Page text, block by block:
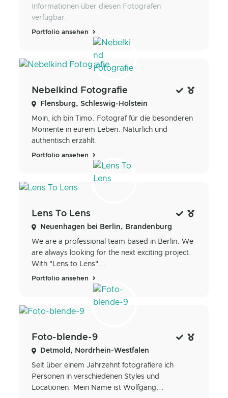
Informationen über diesen Fotografen
verfügbar.
Portfolio ansehen
Nebelkind Fotografie
Flensburg, Schleswig-Holstein
Moin, ich bin Timo. Fotograf für die besonderen
Momente in eurem Leben. Natürlich und
authentisch erzählt.
Portfolio ansehen
Lens To Lens
Neuenhagen bei Berlin, Brandenburg
We are a professional team based in Berlin. We
are always looking for the next exciting project.
With "Lens to Lens"...
Portfolio ansehen
Foto-blende-9
Detmold, Nordrhein-Westfalen
Seit über einem Jahrzehnt fotografiere ich
Personen in verschiedenen Styles und
Locationen. Mein Name ist Wolfgang...